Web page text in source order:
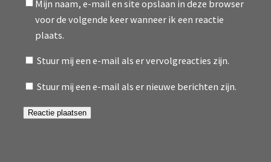
Mijn naam, e-mail en site opslaan in deze browser
voor de volgende keer wanneer ik een reactie
plaats.
Stuur mij een e-mail als er vervolgreacties zijn.
Stuur mij een e-mail als er nieuwe berichten zijn.